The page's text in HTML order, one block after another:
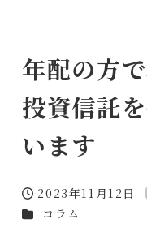
年配の方
投資信託
います
投稿日
2023年11月12日
カテゴリー
コラム